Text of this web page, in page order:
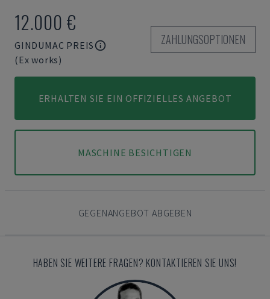
12.000 €
GINDUMAC PREIS
(Ex works)
ZAHLUNGSOPTIONEN
ERHALTEN SIE EIN OFFIZIELLES ANGEBOT
MASCHINE BESICHTIGEN
GEGENANGEBOT ABGEBEN
HABEN SIE WEITERE FRAGEN? KONTAKTIEREN SIE UNS!